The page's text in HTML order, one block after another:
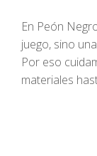
En Peón
juego, sino
Por eso
materiales